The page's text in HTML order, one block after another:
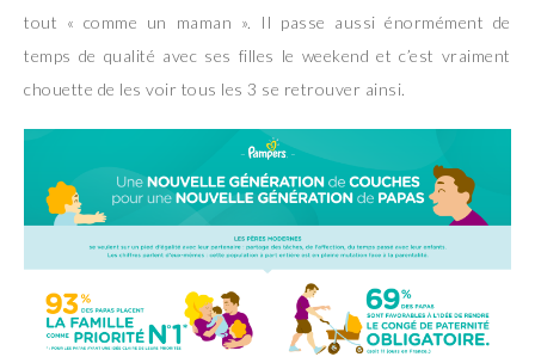
tout « comme un maman ». Il passe aussi énormément de
temps de qualité avec ses filles le weekend et c’est vraiment
chouette de les voir tous les 3 se retrouver ainsi.